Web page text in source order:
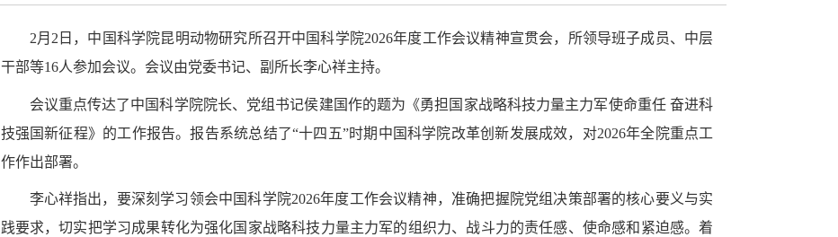
2月2日，中国科学院昆明动物研究所召开中国科学院2026年度工作会议精神宣贯会，所领导班子成员、中层
干部等16人参加会议。会议由党委书记、副所长李心祥主持。
会议重点传达了中国科学院院长、党组书记侯建国作的题为《勇担国家战略科技力量主力军使命重任 奋进科
技强国新征程》的工作报告。报告系统总结了“十四五”时期中国科学院改革创新发展成效，对2026年全院重点工
作作出部署。
李心祥指出，要深刻学习领会中国科学院2026年度工作会议精神，准确把握院党组决策部署的核心要义与实
践要求，切实把学习成果转化为强化国家战略科技力量主力军的组织力、战斗力的责任感、使命感和紧迫感。着